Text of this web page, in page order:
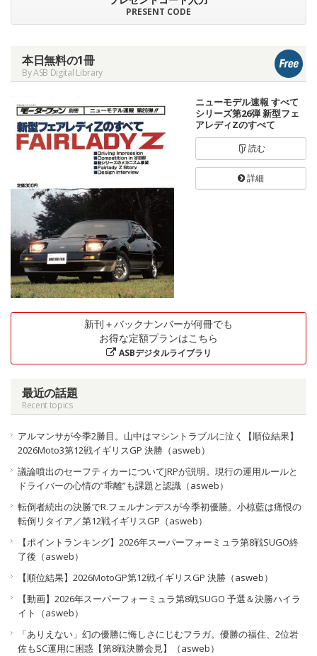
PRESENT CODE
本日無料の1冊
By ASB Digital Library
ニューモデル速報 すべて
シリーズ第26弾 新型フェ
アレディZのすべて
読む
詳細
新刊＋バックナンバーが何冊でも
お得な定額プランはこちら
ASBデジタルライブラリ
最近の話題
Recent topics
アルマンサが今季2勝目。山中はマシントラブルに泣く【順位結果】
2026Moto3第12戦イギリスGP 決勝（asweb）
議論噴出のセーフティカーについてJRPが説明。現行の運用ルールと
ドライバーの心情の”乖離”も課題と認識（asweb）
転倒者続出の決勝でR.フェルナンデスが今季初優勝。小椋藍は痛恨の
転倒リタイア／第12戦イギリスGP（asweb）
【ポイントランキング】2026年スーパーフォーミュラ第8戦SUGO終
了後（asweb）
【順位結果】2026MotoGP第12戦イギリスGP 決勝（asweb）
【動画】2026年スーパーフォーミュラ第8戦SUGO 予選＆決勝ハイラ
イト（asweb）
「ありえない」幻の優勝に悔しさにじむフラガ。優勝の福住、2位岩
佐もSC運用に困惑【第8戦決勝会見】（asweb）